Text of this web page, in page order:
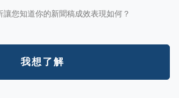
您知道你的新聞稿成效表現如何？
我想了解